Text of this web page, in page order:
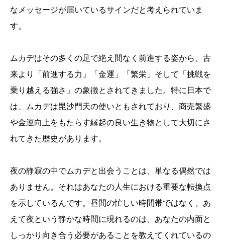
なメッセージが届いているサインだと考えられていま
す。
ムカデはその多くの足で絶え間なく前進する姿から、古
来より「前進する力」「金運」「繁栄」そして「挑戦を
乗り越える強さ」の象徴とされてきました。特に日本で
は、ムカデは毘沙門天の使いともされており、商売繁盛
や金運向上をもたらす縁起の良い生き物として大切にさ
れてきた歴史があります。
夜の静寂の中でムカデと出会うことは、単なる偶然では
ありません。それはあなたの人生における重要な転換点
を示しているんです。昼間の忙しい時間帯ではなく、あ
えて夜という静かな時間に現れるのは、あなたの内面と
しっかり向き合う必要があることを教えてくれているの